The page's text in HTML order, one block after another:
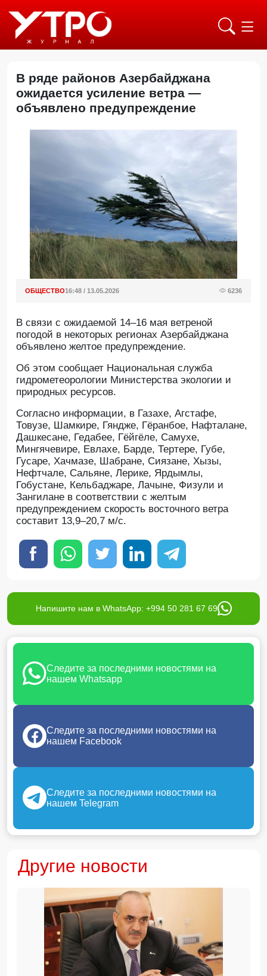
В ряде районов Азербайджана
ожидается усиление ветра —
объявлено предупреждение
ОБЩЕСТВО16:48 / 13.05.2026 6236
В связи с ожидаемой 14–16 мая ветреной
погодой в некоторых регионах Азербайджана
объявлено желтое предупреждение.
Об этом сообщает Национальная служба
гидрометеорологии Министерства экологии и
природных ресурсов.
Согласно информации, в Газахе, Агстафе,
Товузе, Шамкире, Гяндже, Гёранбое, Нафталане,
Дашкесане, Гедабее, Гёйгёле, Самухе,
Мингячевире, Евлахе, Барде, Тертере, Губе,
Гусаре, Хачмазе, Шабране, Сиязане, Хызы,
Нефтчале, Сальяне, Лерике, Ярдымлы,
Гобустане, Кельбаджаре, Лачыне, Физули и
Зангилане в соответствии с желтым
предупреждением скорость восточного ветра
составит 13,9–20,7 м/с.
Напишите нам в WhatsApp: +994 50 281 67 69
Следите за последними новостями на
нашем Whatsapp
Следите за последними новостями на
нашем Facebook
Следите за последними новостями на
нашем Telegram
Другие новости